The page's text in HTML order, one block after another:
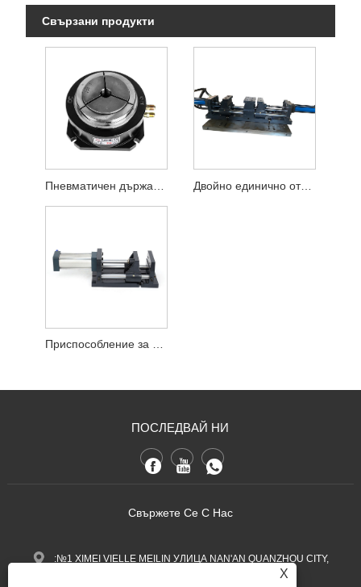
Свързани продукти
Двойно единично отворено пневматично плоско приспособление за менгеме
Приспособление за единично отворено пневматично плоско менгеме
ПОСЛЕДВАЙ НИ
Свържете Се С Нас
:№1 XIMEI VIELLE MEILIN УЛИЦА NAN'AN QUANZHOU CITY,
X